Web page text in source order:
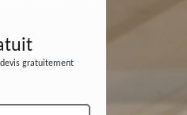
gratuitement